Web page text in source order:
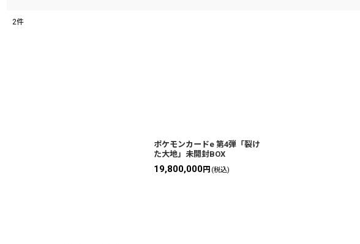
2件
ポケモンカードe 第4弾「裂け
た大地」未開封BOX
19,800,000円 (税込)